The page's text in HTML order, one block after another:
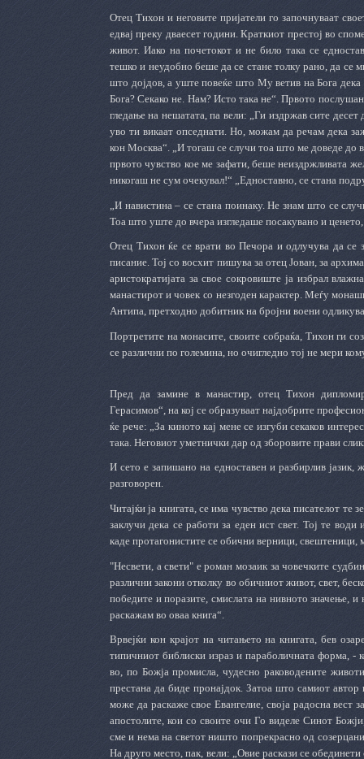
Отец Тихон и неговите пријатели го започнуваат
едвај преку дваесет години. Краткиот престој во
живот. Иако на почетокот и не било така се
тешко и неудобно беше да се стане толку рано, да се
што дојдов, а уште повеќе што Му ветив на Бога
Бога? Секако не. Нам? Исто така не“. Првото
гледање на нешатата, па вели: „Ги издржав сите
уво ти викаат опседнати. Но, можам да речам дека
кон Москва“. „И тогаш се случи тоа што ме доведе до
првото чувство кое ме зафати, беше неиздржливата
никогаш не сум очекувал!“ „Едноставно, се стана
„И навистина – се стана поинаку. Не знам што се
Тоа што уште до вчера изгледаше посакувано и
Отец Тихон ќе се врати во Печора и одлучува да се
писание. Тој со восхит пишува за отец Јован, за
аристократијата за свое сокровиште ја избрал
манастирот и човек со незгоден карактер. Меѓу
Антипа, претходно добитник на бројни воени
Портретите на монасите, своите собраќа, Тихон ги
се различни по големина, но очигледно тој не мери
Пред да замине в манастир, отец Тихон
Герасимов“, на кој се образуваат најдобрите
ќе рече: „За киното кај мене се изгуби секаков
така. Неговиот уметнички дар од зборовите прави
И сето е запишано на едноставен и разбирлив јазик,
разговорен.
Читајќи ја книгата, се има чувство дека писателот те
заклучи дека се работи за еден ист свет. Тој те
каде протагонистите се обични верници, свештеници,
"Несвети, а свети" е роман мозаик за човечките
различни закони отколку во обичниот живот, свет,
победите и поразите, смислата на нивното значење,
раскажам во оваа книга“.
Врвејќи кон крајот на читањето на книгата, бев
типичниот библиски израз и параболичната форма, -
во, по Божја промисла, чудесно раководените
престана да биде пронајдок. Затоа што самиот
може да раскаже свое Евангелие, своја радосна вест
апостолите, кои со своите очи Го виделе Синот
сме и нема на светот ништо попрекрасно од
На друго место, пак, вели: „Овие раскази се